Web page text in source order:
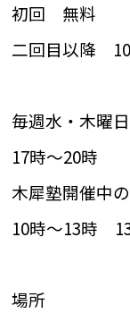
初回 無料
二回目以降
毎週水・木曜日
17時〜20時
木犀塾開催中
10時～13時
場所